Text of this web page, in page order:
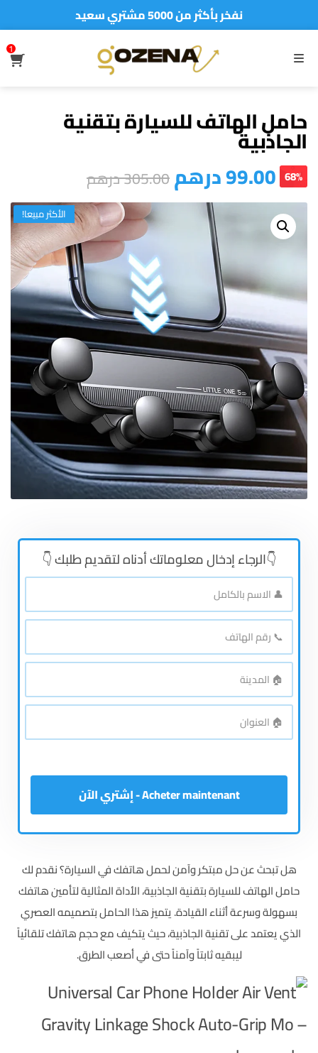
نفخر بأكثر من 5000 مشتري سعيد
MENU
1
حامل الهاتف للسيارة بتقنية
الجاذبية
99.00درهم305.00درهم 68%
الأكثر مبيعا!
👇الرجاء إدخال معلوماتك أدناه لتقديم طلبك 👇
👤
الاسم
بالكامل*
📞
رقم
الهاتف*
🏠
المدينة*
🏠
العنوان*
Acheter maintenant - إشتري الآن
هل تبحث عن حل مبتكر وآمن لحمل هاتفك في السيارة؟ نقدم لك
حامل الهاتف للسيارة بتقنية الجاذبية، الأداة المثالية لتأمين هاتفك
بسهولة وسرعة أثناء القيادة. يتميز هذا الحامل بتصميمه العصري
الذي يعتمد على تقنية الجاذبية، حيث يتكيف مع حجم هاتفك تلقائياً
ليبقيه ثابتاً وآمناً حتى في أصعب الطرق.